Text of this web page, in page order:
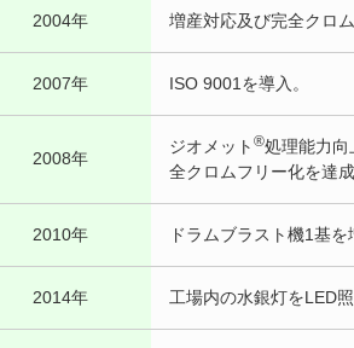
2004年 増産対応及び完全クロ
2007年 ISO 9001を導入。
2008年
ジオメット ®処理能力向
全クロムフリー化を達
2010年 ドラムブラスト機1基を
2014年 工場内の水銀灯をLED